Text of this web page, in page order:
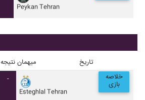
Peykan Tehran
نتیجه میهمان تاریخ
-
Esteghlal Tehran
خلاصه
بازی